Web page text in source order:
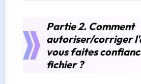
Partie 2. Comment
autoriser/corriger
vous faites
fichier ?